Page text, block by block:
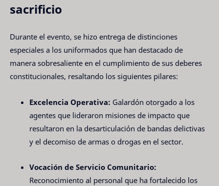
sacrificio
Durante el evento, se hizo entrega de distinciones
especiales a los uniformados que han destacado de
manera sobresaliente en el cumplimiento de sus deberes
constitucionales, resaltando los siguientes pilares:
Excelencia Operativa: Galardón otorgado a los
agentes que lideraron misiones de impacto que
resultaron en la desarticulación de bandas delictivas
y el decomiso de armas o drogas en el sector.
Vocación de Servicio Comunitario:
Reconocimiento al personal que ha fortalecido los